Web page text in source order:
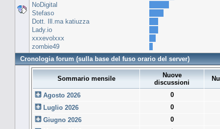
NoDigital
Stefaso
Dott. Ill.ma katiuzza
Lady.io
xxxevolxxx
zombie49
Cronologia forum (sulla base del fuso orario del server)
Sommario mensile
Nuove
discussioni
Agosto 2026
0
Luglio 2026
0
Giugno 2026
0